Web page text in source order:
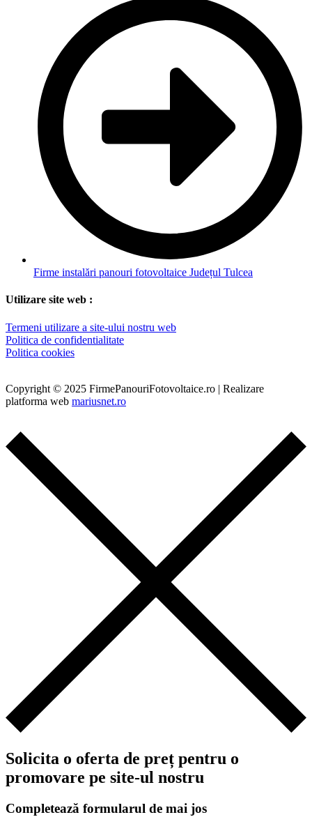
Firme instalări panouri fotovoltaice Județul Tulcea
Utilizare site web :
Termeni utilizare a site-ului nostru web
Politica de confidentialitate
Politica cookies
Copyright © 2025 FirmePanouriFotovoltaice.ro | Realizare
platforma web mariusnet.ro
Solicita o oferta de preț pentru o
promovare pe site-ul nostru
Completează formularul de mai jos